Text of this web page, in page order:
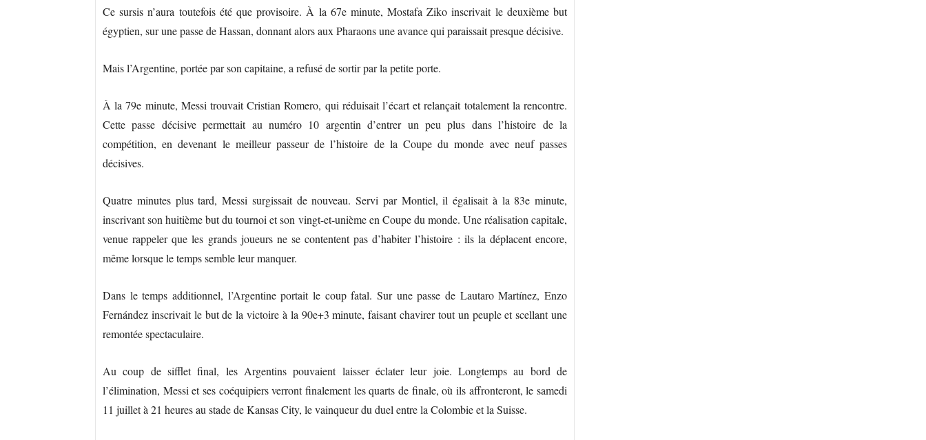
Ce sursis n’aura toutefois été que provisoire. À la 67e minute, Mostafa Ziko inscrivait le deuxième but
égyptien, sur une passe de Hassan, donnant alors aux Pharaons une avance qui paraissait presque décisive.
Mais l’Argentine, portée par son capitaine, a refusé de sortir par la petite porte.
À la 79e minute, Messi trouvait Cristian Romero, qui réduisait l’écart et relançait totalement la rencontre.
Cette passe décisive permettait au numéro 10 argentin d’entrer un peu plus dans l’histoire de la
compétition, en devenant le meilleur passeur de l’histoire de la Coupe du monde avec neuf passes
décisives.
Quatre minutes plus tard, Messi surgissait de nouveau. Servi par Montiel, il égalisait à la 83e minute,
inscrivant son huitième but du tournoi et son vingt-et-unième en Coupe du monde. Une réalisation capitale,
venue rappeler que les grands joueurs ne se contentent pas d’habiter l’histoire : ils la déplacent encore,
même lorsque le temps semble leur manquer.
Dans le temps additionnel, l’Argentine portait le coup fatal. Sur une passe de Lautaro Martínez, Enzo
Fernández inscrivait le but de la victoire à la 90e+3 minute, faisant chavirer tout un peuple et scellant une
remontée spectaculaire.
Au coup de sifflet final, les Argentins pouvaient laisser éclater leur joie. Longtemps au bord de
l’élimination, Messi et ses coéquipiers verront finalement les quarts de finale, où ils affronteront, le samedi
11 juillet à 21 heures au stade de Kansas City, le vainqueur du duel entre la Colombie et la Suisse.